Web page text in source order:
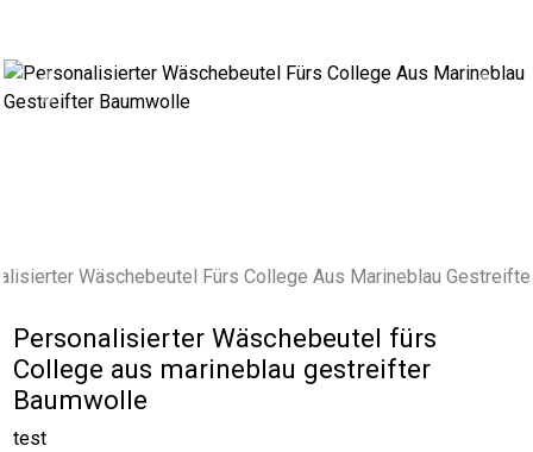
Previous
Personalisierter Wäschebeutel fürs
College aus marineblau gestreifter
Baumwolle
test